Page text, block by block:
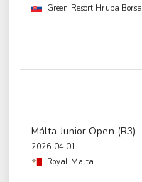
Green Resort Hruba Borsa
Málta Junior Open (R3)
2026.04.01.
Royal Malta